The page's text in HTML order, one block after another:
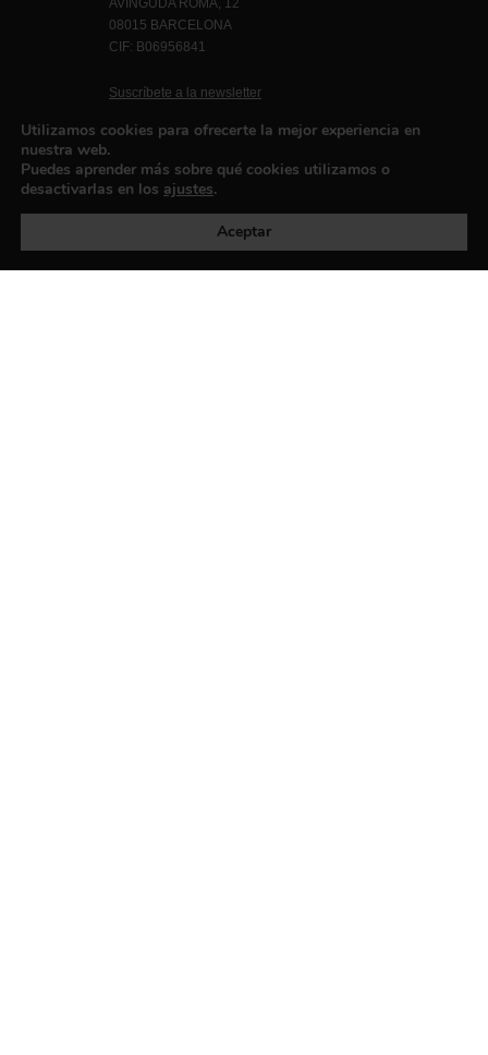
AVINGUDA ROMA, 12
08015 BARCELONA
CIF: B06956841
Suscríbete a la newsletter
Política de privacidad
Utilizamos cookies para ofrecerte la mejor experiencia en
nuestra web.
Puedes aprender más sobre qué cookies utilizamos o
desactivarlas en los ajustes.
Aceptar